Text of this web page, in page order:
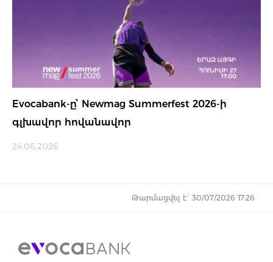
Evocabank-ը՝ Newmag Summerfest 2026-ի
գլխավոր հովանավոր
24.06.2026
Թարմացվել է` 30/07/2026 17:26